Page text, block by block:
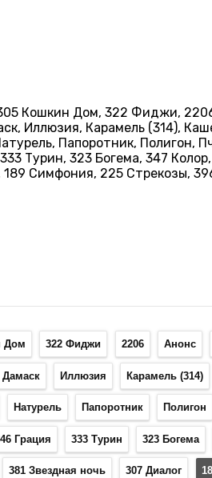
Кошкин Дом, 322 Фиджи,
Иллюзия, Карамель (314),
Папоротник, Полигон,
Турин, 323 Богема, 347
Симфония, 225 Стрекозы,
Дом 322 Фиджи 2206 Анонс
Дамаск Иллюзия Карамель (314)
Натурель Папоротник Полигон
Грация 333 Турин 323 Богема
381 Звездная ночь 307 Диалог